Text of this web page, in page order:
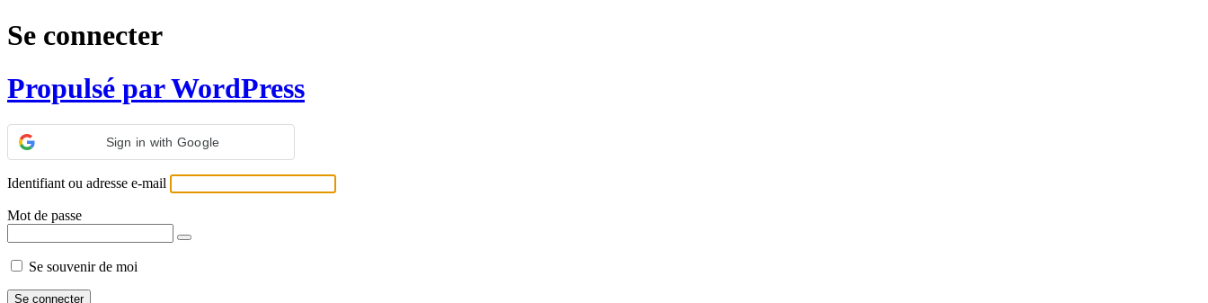
Se connecter
Propulsé par WordPress
Sign in with Google
Identifiant ou adresse e-mail
Mot de passe
Se souvenir de moi